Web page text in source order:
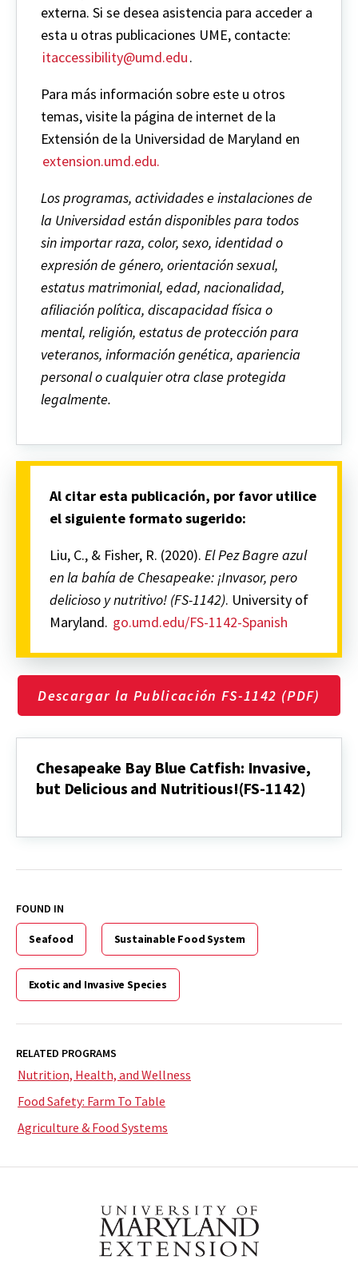
externa. Si se desea asistencia para acceder a
esta u otras publicaciones UME, contacte:
itaccessibility@umd.edu.
Para más información sobre este u otros
temas, visite la página de internet de la
Extensión de la Universidad de Maryland en
extension.umd.edu.
Los programas, actividades e instalaciones de
la Universidad están disponibles para todos
sin importar raza, color, sexo, identidad o
expresión de género, orientación sexual,
estatus matrimonial, edad, nacionalidad,
afiliación política, discapacidad física o
mental, religión, estatus de protección para
veteranos, información genética, apariencia
personal o cualquier otra clase protegida
legalmente.
Al citar esta publicación, por favor utilice
el siguiente formato sugerido:
Liu, C., & Fisher, R. (2020). El Pez Bagre azul
en la bahía de Chesapeake: ¡Invasor, pero
delicioso y nutritivo! (FS-1142). University of
Maryland. go.umd.edu/FS-1142-Spanish
Descargar la Publicación FS-1142 (PDF)
Chesapeake Bay Blue Catfish: Invasive,
but Delicious and Nutritious!(FS-1142)
Blue
Invasive,
and
Nutritious!
(FS-
1142)
FOUND IN
Seafood Sustainable Food System
Exotic and Invasive Species
RELATED PROGRAMS
Nutrition, Health, and Wellness
Food Safety: Farm To Table
Agriculture & Food Systems